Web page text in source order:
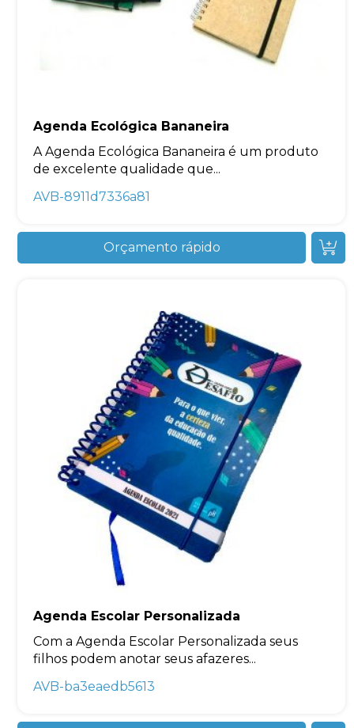
Agenda Ecológica Bananeira
A Agenda Ecológica Bananeira é um produto
de excelente qualidade que...
AVB-8911d7336a81
Orçamento rápido
Agenda Escolar Personalizada
Com a Agenda Escolar Personalizada seus
filhos podem anotar seus afazeres...
AVB-ba3eaedb5613